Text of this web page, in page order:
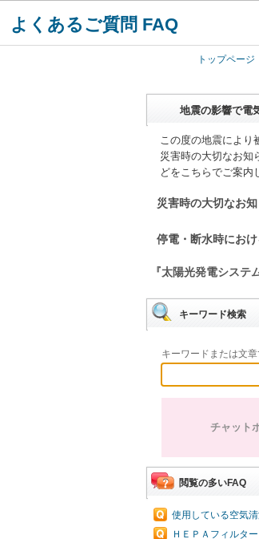
よくあるご質問 FAQ
トップページ
地震の影響で電
この度の地震により
災害時の大切なお知
どをこちらでご案内
災害時の大切なお
停電・断水時にお
『太陽光発電システム
キーワード検索
キーワードまたは文
チャット
閲覧の多いFAQ
使用している空気
ＨＥＰＡフィルタ